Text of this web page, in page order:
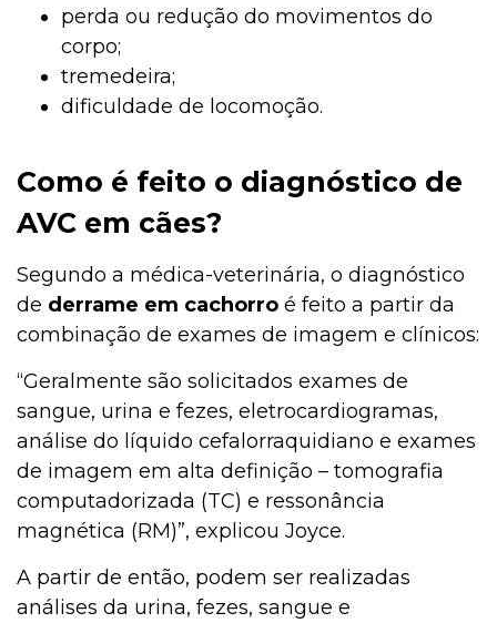
perda ou redução do movimentos do
corpo;
tremedeira;
dificuldade de locomoção.
Como é feito o diagnóstico de
AVC em cães?
Segundo a médica-veterinária, o diagnóstico
de derrame em cachorro é feito a partir da
combinação de exames de imagem e clínicos:
“Geralmente são solicitados exames de
sangue, urina e fezes, eletrocardiogramas,
análise do líquido cefalorraquidiano e exames
de imagem em alta definição – tomografia
computadorizada (TC) e ressonância
magnética (RM)”, explicou Joyce.
A partir de então, podem ser realizadas
análises da urina, fezes, sangue e